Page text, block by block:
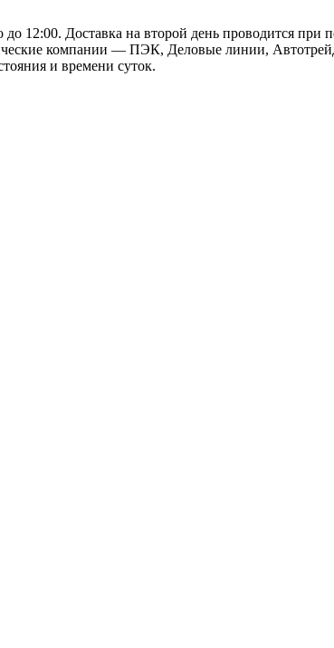
12:00. Доставка на второй день проводится при
компании — ПЭК, Деловые линии,
и времени суток.